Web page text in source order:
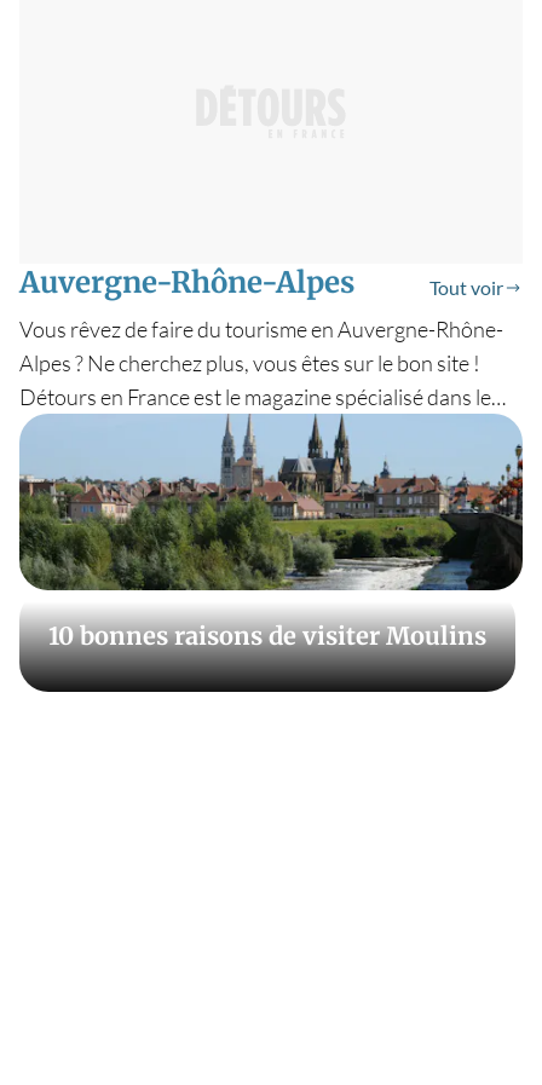
Auvergne-Rhône-Alpes Tout voir
Vous rêvez de faire du tourisme en Auvergne-Rhône-
Alpes ? Ne cherchez plus, vous êtes sur le bon site !
Détours en France est le magazine spécialisé dans le
tourisme en France. Nos reporters chevronnés vous
feront découvrir les volcans d’Auvergne, le Cantal, les
trésors patrimoniaux et gastronomiques de Lyon, les
randonnées inoubliables qu’offrent les pentes alpines.
Laissez-vous guider par l’expertise de nos journalistes
dormir, manger et découvrir les pépites du territoire.
10 bonnes raisons de visiter Moulins